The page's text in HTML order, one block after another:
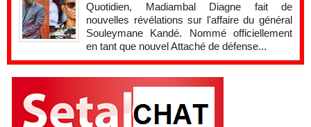
Quotidien, Madiambal Diagne fait de
nouvelles révélations sur l'affaire du général
Souleymane Kandé. Nommé officiellement
en tant que nouvel Attaché de défense...